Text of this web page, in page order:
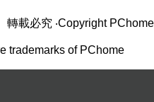
轉載必究 ‧Copyright PChome
trademarks of PChome